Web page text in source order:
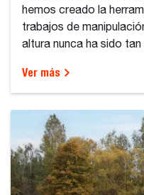
hemos creado la
trabajos de
altura nunca ha sido
Ver más